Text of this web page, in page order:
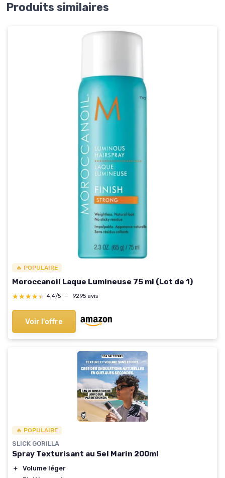
Produits similaires
🔥 POPULAIRE
Moroccanoil Laque Lumineuse 75 ml (Lot de 1)
★★★★★
★★★★★ 4,4/5 — 9295 avis
Voir l'offre
🔥 POPULAIRE
SLICK GORILLA
Spray Texturisant au Sel Marin 200ml
＋
Volume léger